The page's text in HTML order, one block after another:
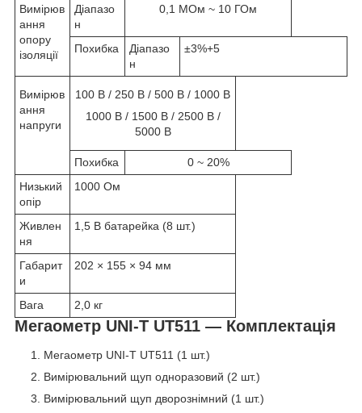
Вимірюв
ання
опору
ізоляції
Діапазо
н
0,1 МОм ~ 10 ГОм
Похибка
Діапазо
н
±3%+5
Вимірюв
ання
напруги
100 В / 250 В / 500 В / 1000 В
1000 В / 1500 В / 2500 В /
5000 В
Похибка
0 ~ 20%
Низький
опір
1000 Ом
Живлен
ня
1,5 В батарейка (8 шт.)
Габарит
и
202 × 155 × 94 мм
Вага 2,0 кг
Мегаометр UNI-T UT511 — Комплектація
Мегаометр UNI-T UT511 (1 шт.)
Вимірювальний щуп одноразовий (2 шт.)
Вимірювальний щуп дворознімний (1 шт.)